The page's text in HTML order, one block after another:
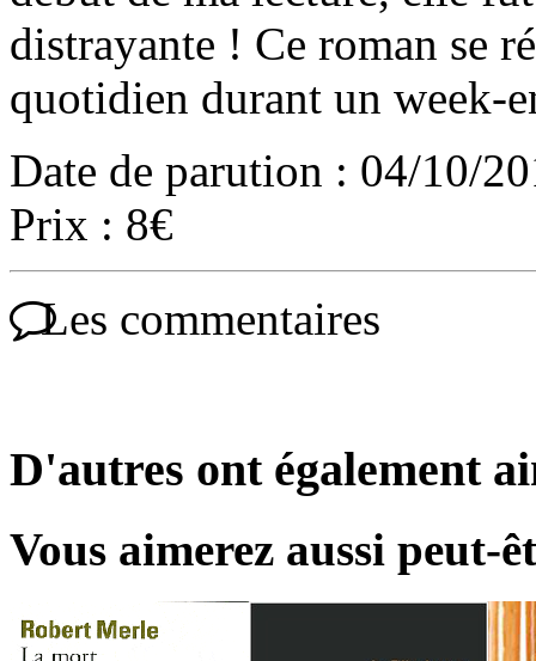
distrayante ! Ce roman se
quotidien durant un week-
Date de parution : 04/10/
Prix : 8€
Les commentaires
D'autres ont également
Vous aimerez aussi peut-